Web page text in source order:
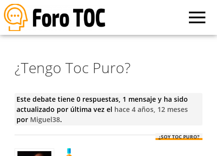
¿Tengo Toc Puro?
Este debate tiene 0 respuestas, 1 mensaje y ha sido
actualizado por última vez el hace 4 años, 12 meses
por Miguel38.
¿SOY TOC PURO?